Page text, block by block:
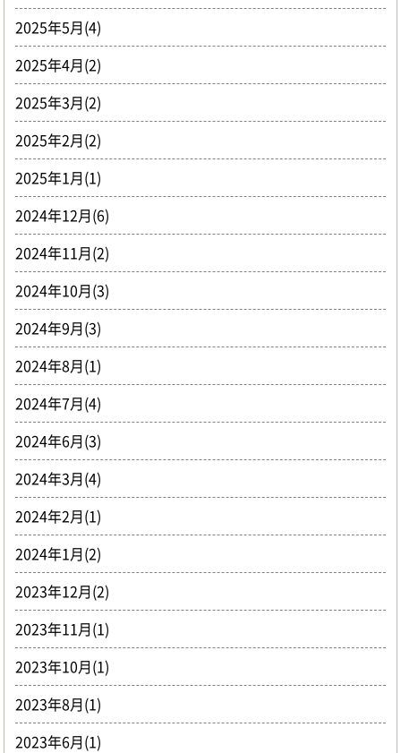
2025年5月(4)
2025年4月(2)
2025年3月(2)
2025年2月(2)
2025年1月(1)
2024年12月(6)
2024年11月(2)
2024年10月(3)
2024年9月(3)
2024年8月(1)
2024年7月(4)
2024年6月(3)
2024年3月(4)
2024年2月(1)
2024年1月(2)
2023年12月(2)
2023年11月(1)
2023年10月(1)
2023年8月(1)
2023年6月(1)